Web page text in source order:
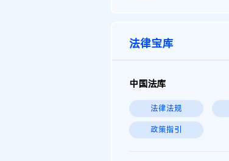
法律宝库
中国法库
法律法规
政策指引